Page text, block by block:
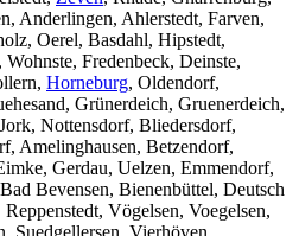
Anderlingen, Ahlerstedt, Farven,
Oerel, Basdahl, Hipstedt,
Fredenbeck, Deinste,
Horneburg, Oldendorf,
Grünerdeich, Gruenerdeich,
Nottensdorf, Bliedersdorf,
Amelinghausen, Betzendorf,
Gerdau, Uelzen, Emmendorf,
Bevensen, Bienenbüttel, Deutsch
Vögelsen, Voegelsen,
Suedgellersen, Vierhöven,